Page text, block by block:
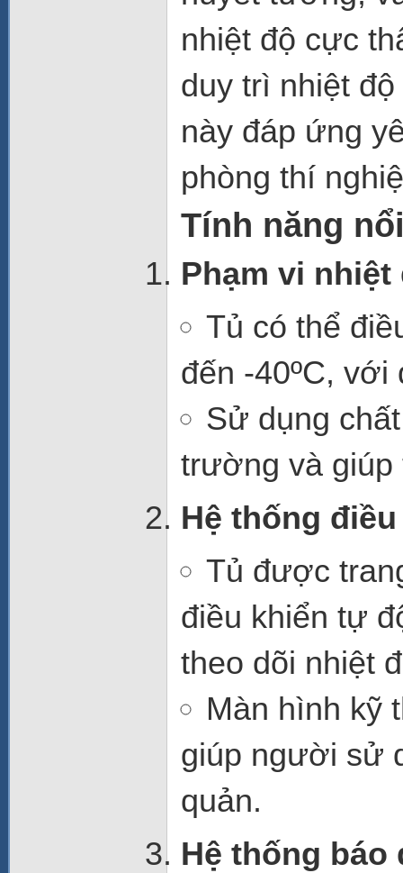
nhiệt độ cực
duy trì nhiệt
này đáp ứng
phòng thí
Tính năng
Phạm vi
Tủ có thể
đến -40ºC, với
Sử dụng
trường và
Hệ thống
Tủ được
điều khiển tự
theo dõi nhiệt
Màn hình kỹ
giúp người sử
quản.
Hệ thống báo